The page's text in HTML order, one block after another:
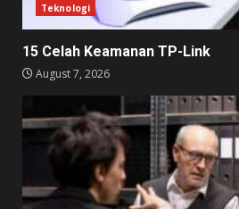
Teknologi
15 Celah Keamanan TP-Link
August 7, 2026